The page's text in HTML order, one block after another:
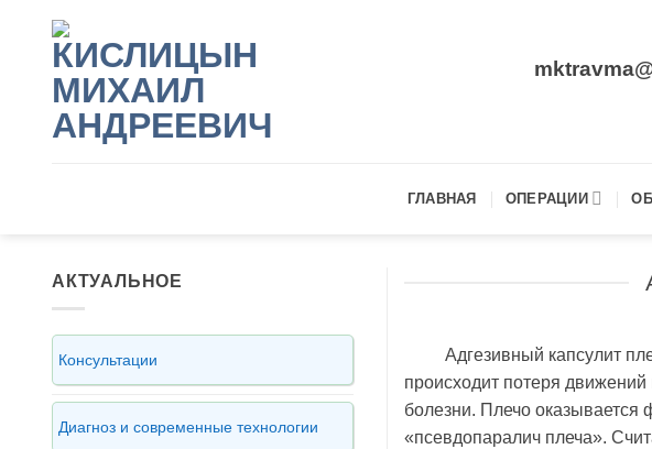
content
ГЛАВНАЯ ОПЕРАЦИИ
Адгезивный капсулит
происходит потеря
болезни. Плечо
«псевдопаралич плеча».
АКТУАЛЬНОЕ
Консультации
Диагноз и современные технологии